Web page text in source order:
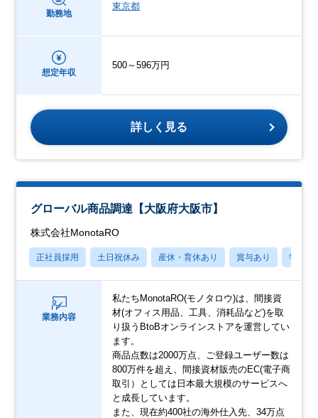
勤務地
東京都
想定年収
500～596万円
詳しく見る
グローバル商品調達【大阪府大阪市】
株式会社MonotaRO
正社員採用 土日祝休み 産休・育休あり 賞与あり 学歴不
業務内容
私たちMonotaRO(モノタロウ)は、間接資
材(オフィス用品、工具、消耗品など)を取
り扱うBtoBオンラインストアを運営してい
ます。
商品点数は2000万点、ご登録ユーザー数は
800万件を超え、間接資材販売のEC(電子商
取引）としては日本最大規模のサービスへ
と成長しています。
また、現在約400社の海外仕入先、34万点